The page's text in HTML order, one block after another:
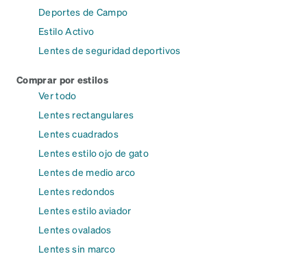
Deportes de Campo
Estilo Activo
Lentes de seguridad deportivos
Comprar por estilos
Ver todo
Lentes rectangulares
Lentes cuadrados
Lentes estilo ojo de gato
Lentes de medio arco
Lentes redondos
Lentes estilo aviador
Lentes ovalados
Lentes sin marco